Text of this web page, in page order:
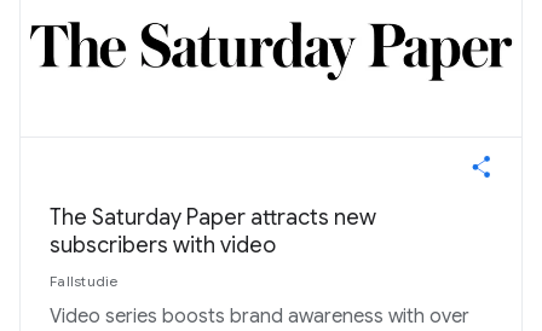
The Saturday Paper attracts new
subscribers with video
Fallstudie
Video series boosts brand awareness with over